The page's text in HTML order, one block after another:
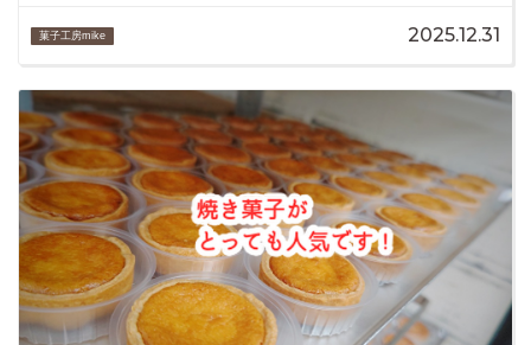
菓子工房mike 2025.12.31